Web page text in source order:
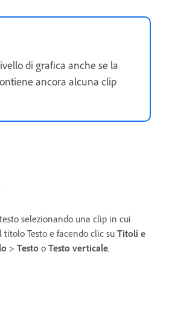
di grafica anche se la
ancora alcuna clip
selezionando una clip in cui
Testo e facendo clic su Titoli e
> Testo o Testo verticale.